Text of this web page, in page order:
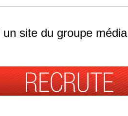
un site du groupe média